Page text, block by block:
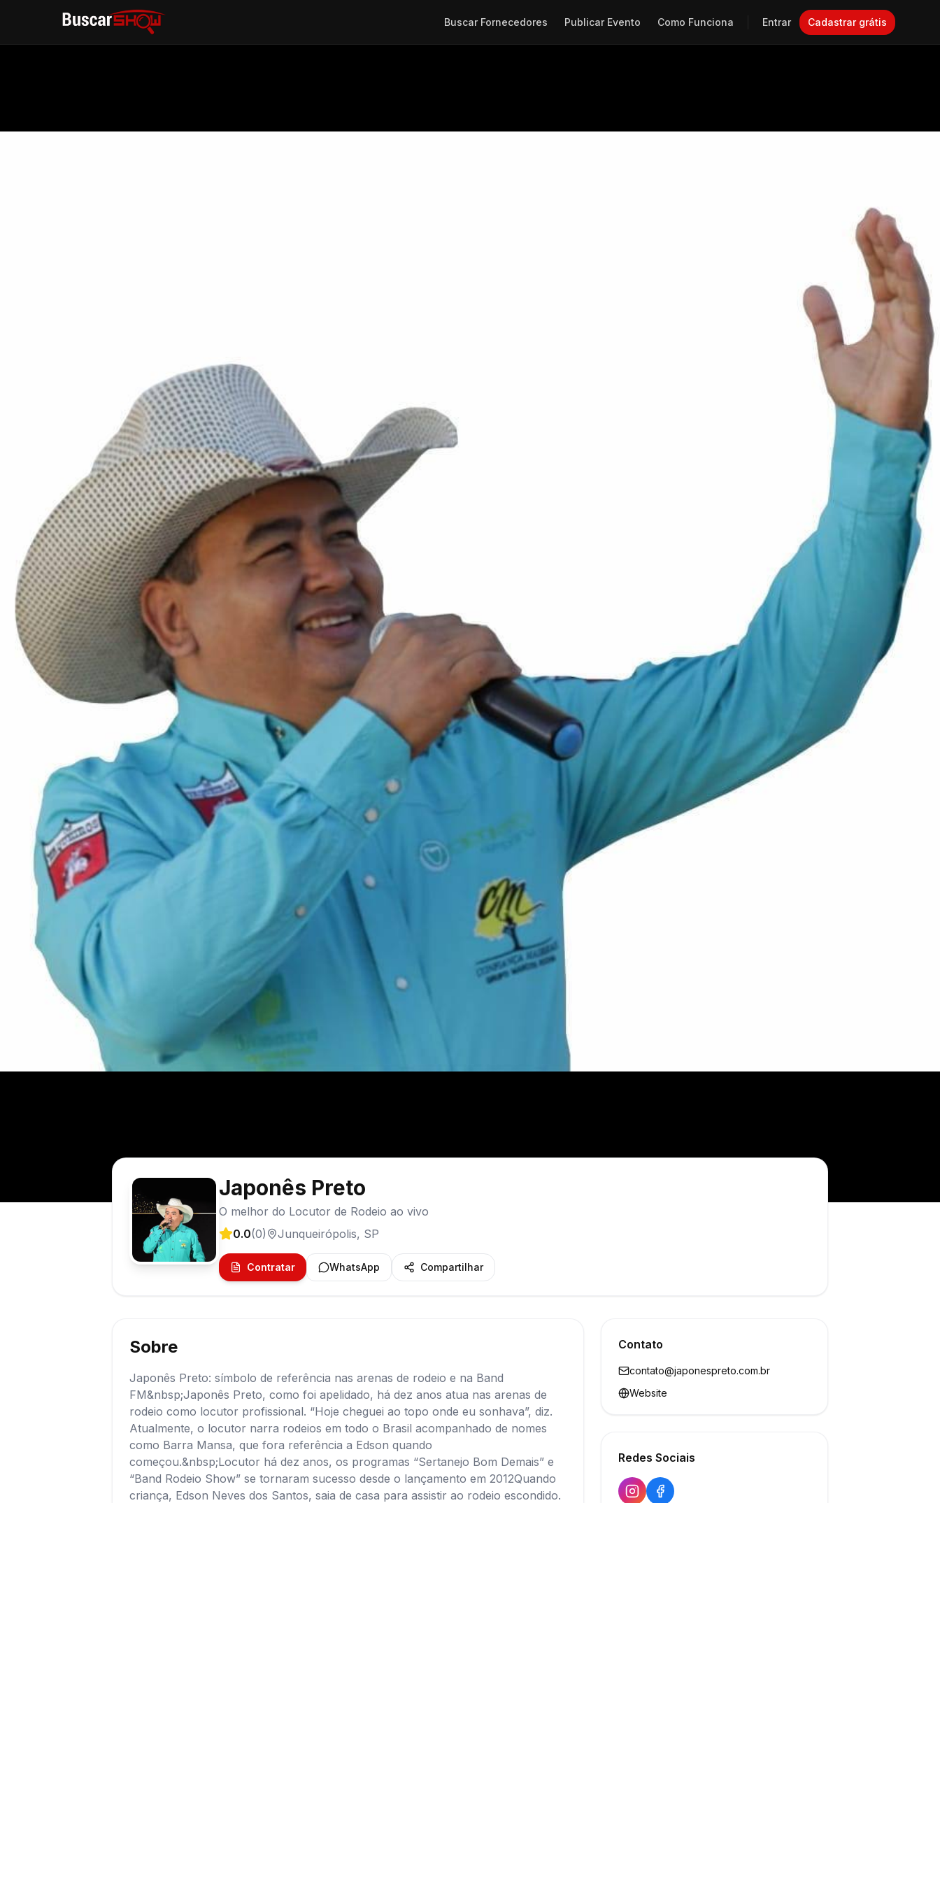
Buscar Fornecedores Publicar Evento Como Funciona Entrar Cadastrar grátis
Japonês Preto
O melhor do Locutor de Rodeio ao vivo
0.0(0) Junqueirópolis, SP
Contratar WhatsApp Compartilhar
Sobre
Japonês Preto: símbolo de referência nas arenas de rodeio e na Band
FM&nbsp;Japonês Preto, como foi apelidado, há dez anos atua nas arenas de
rodeio como locutor profissional. “Hoje cheguei ao topo onde eu sonhava”, diz.
Atualmente, o locutor narra rodeios em todo o Brasil acompanhado de nomes
como Barra Mansa, que fora referência a Edson quando
começou.&nbsp;Locutor há dez anos, os programas “Sertanejo Bom Demais” e
“Band Rodeio Show” se tornaram sucesso desde o lançamento em 2012Quando
criança, Edson Neves dos Santos, saia de casa para assistir ao rodeio escondido.
Contato
contato@japonespreto.com.br
Website
Redes Sociais